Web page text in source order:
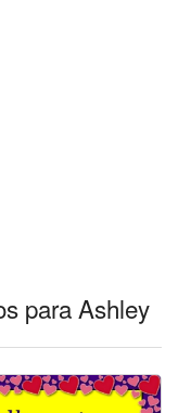
para Ashley